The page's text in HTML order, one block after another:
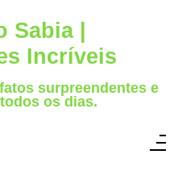
Sabia |
Incríveis
surpreendentes e
os dias.